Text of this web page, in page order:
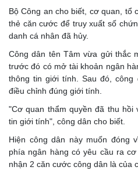
Bộ Công an cho biết, cơ quan, tổ
thẻ căn cước để truy xuất số
danh cá nhân đã hủy.
Công dân tên Tâm vừa gửi thắc
trước đó có mở tài khoản ngân
thông tin giới tính. Sau đó,
điều chỉnh đúng giới tính.
"Cơ quan thẩm quyền đã thu hồi
tin giới tính", công dân cho biết.
Hiện công dân này muốn đóng
phía ngân hàng có yêu cầu ra
nhận 2 căn cước công dân là của